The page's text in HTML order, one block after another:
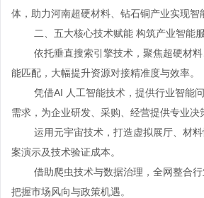
体，助力河南超硬材料、钻石铜产业实现
二、五大核心技术赋能 构筑产业智能
依托垂直搜索引擎技术，聚焦超硬材
能匹配，大幅提升资源对接精准度与效率。
凭借AI 人工智能技术，提供行业智能
需求，为企业研发、采购、经营提供专业决
运用元宇宙技术，打造虚拟展厅、材
案演示及技术验证成本。
借助爬虫技术与数据治理，全网整合
把握市场风向与政策机遇。